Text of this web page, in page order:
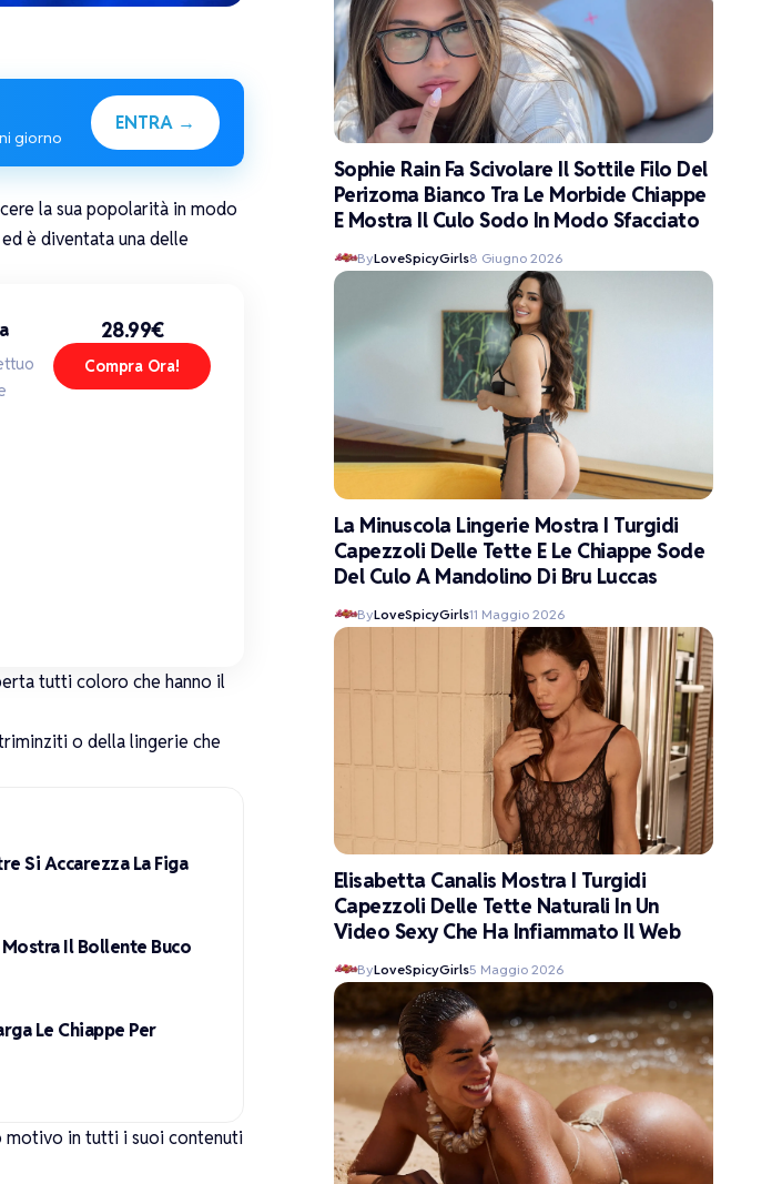
giorno
ENTRA →
la sua popolarità in modo
ed è diventata una delle
28.99€
Compra Ora!
tutti coloro che hanno il
o dellalingerie che
Si Accarezza La Figa
Mostra Il Bollente Buco
Le Chiappe Per
motivo in tutti i suoi contenuti
Sophie Rain Fa Scivolare Il Sottile Filo Del
Perizoma Bianco Tra Le Morbide Chiappe
E Mostra Il Culo Sodo In Modo Sfacciato
ByLoveSpicyGirls8 Giugno 2026
La Minuscola Lingerie Mostra I Turgidi
Capezzoli Delle Tette E Le Chiappe Sode
Del Culo A Mandolino Di Bru Luccas
ByLoveSpicyGirls11 Maggio 2026
Elisabetta Canalis Mostra I Turgidi
Capezzoli Delle Tette Naturali In Un
Video Sexy Che Ha Infiammato Il Web
ByLoveSpicyGirls5 Maggio 2026